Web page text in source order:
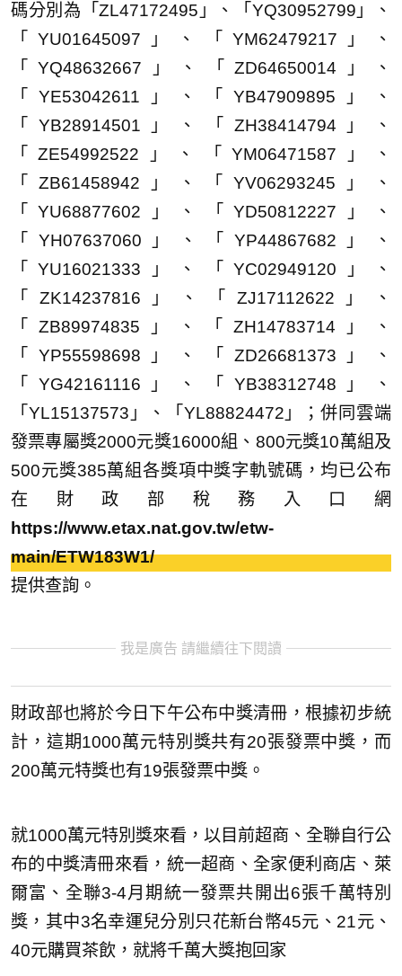
碼分別為「ZL47172495」、「YQ30952799」、
「YU01645097」、「YM62479217」、
「YQ48632667」、「ZD64650014」、
「YE53042611」、「YB47909895」、
「YB28914501」、「ZH38414794」、
「ZE54992522」、「YM06471587」、
「ZB61458942」、「YV06293245」、
「YU68877602」、「YD50812227」、
「YH07637060」、「YP44867682」、
「YU16021333」、「YC02949120」、
「ZK14237816」、「ZJ17112622」、
「ZB89974835」、「ZH14783714」、
「YP55598698」、「ZD26681373」、
「YG42161116」、「YB38312748」、
「YL15137573」、「YL88824472」；併同雲端
發票專屬獎2000元獎16000組、800元獎10萬組及
500元獎385萬組各獎項中獎字軌號碼，均已公布
在財政部稅務入口網
https://www.etax.nat.gov.tw/etw-
main/ETW183W1/
提供查詢。
我是廣告 請繼續往下閱讀
財政部也將於今日下午公布中獎清冊，根據初步統
計，這期1000萬元特別獎共有20張發票中獎，而
200萬元特獎也有19張發票中獎。
就1000萬元特別獎來看，以目前超商、全聯自行公
布的中獎清冊來看，統一超商、全家便利商店、萊
爾富、全聯3-4月期統一發票共開出6張千萬特別
獎，其中3名幸運兒分別只花新台幣45元、21元、
40元購買茶飲，就將千萬大獎抱回家